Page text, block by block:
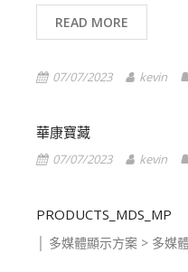
READ MORE
07/07/2023 kevin
華康寶藏
07/07/2023 kevin
PRODUCTS_MDS_MP
│ 多媒體顯示方案 > 多媒